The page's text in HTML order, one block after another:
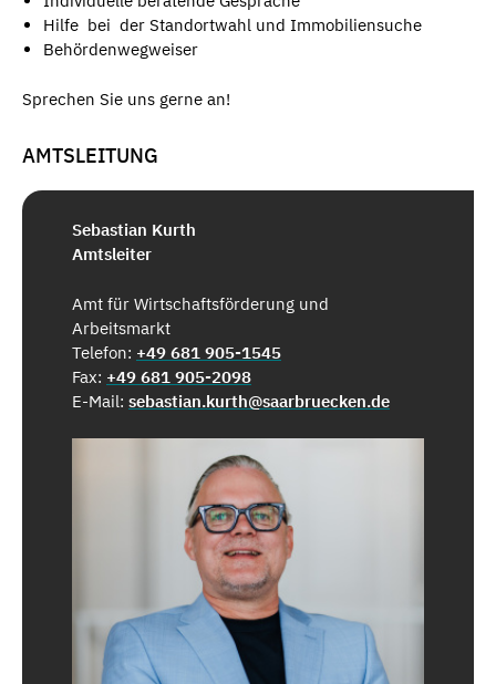
Hilfe bei der Standortwahl und Immobiliensuche
Behördenwegweiser
Sprechen Sie uns gerne an!
AMTSLEITUNG
Sebastian Kurth
Amtsleiter
Amt für Wirtschaftsförderung und
Arbeitsmarkt
Telefon: +49 681 905-1545
Fax: +49 681 905-2098
E-Mail: sebastian.kurth@saarbruecken.de